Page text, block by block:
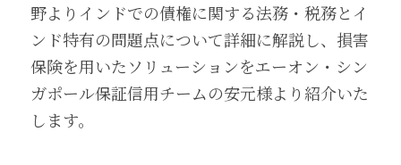
野よりインドでの債権に関する法務・税務とイ
ンド特有の問題点について詳細に解説し、損害
保険を用いたソリューションをエーオン・シン
ガポール保証信用チームの安元様より紹介いた
します。